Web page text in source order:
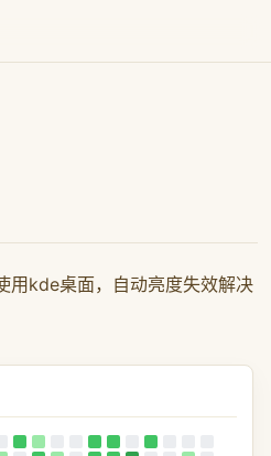
用kde桌面，自动亮度失效解决